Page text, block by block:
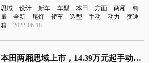
思域 设计 新车 车型 本田 方面 两厢
销
量
全新 尾灯 轿车 造型 手动 动力
变速
箱
2022-06-18
本田两厢思域上市，14.39万元起手动挡为次顶配